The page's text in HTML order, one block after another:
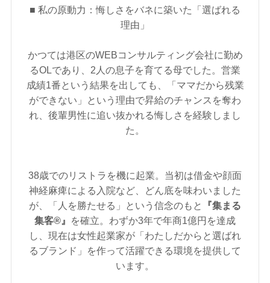
■ 私の原動力：悔しさをバネに築いた「選ばれる
理由」
かつては港区のWEBコンサルティング会社に勤め
るOLであり、2人の息子を育てる母でした。営業
成績1番という結果を出しても、「ママだから残業
ができない」という理由で昇給のチャンスを奪わ
れ、後輩男性に追い抜かれる悔しさを経験しまし
た。
38歳でのリストラを機に起業。当初は借金や顔面
神経麻痺による入院など、どん底を味わいました
が、「人を勝たせる」という信念のもと
『集まる
集客®』
を確立。わずか3年で年商1億円を達成
し、現在は女性起業家が「わたしだからと選ばれ
るブランド」を作って活躍できる環境を提供して
います。